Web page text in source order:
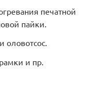
печатной
пайки.
оловотсос.
и пр.